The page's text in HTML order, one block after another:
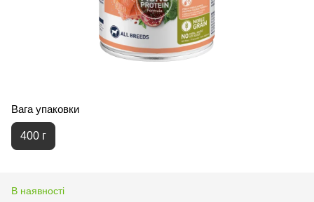
Вага упаковки
400 г
В наявності